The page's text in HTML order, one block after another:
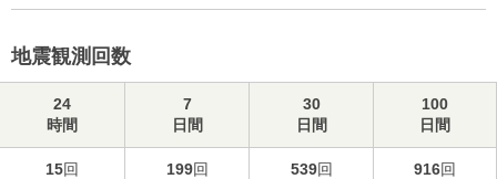
地震観測回数
24
時間
7
日間
30
日間
100
日間
15回 199回 539回 916回